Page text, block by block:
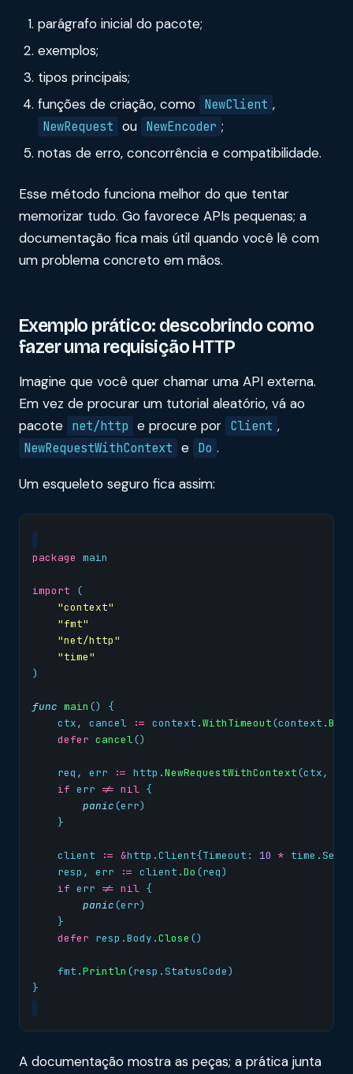
parágrafo inicial do pacote;
exemplos;
tipos principais;
funções de criação, como NewClient ,
NewRequest ou NewEncoder ;
notas de erro, concorrência e compatibilidade.
Esse método funciona melhor do que tentar
memorizar tudo. Go favorece APIs pequenas; a
documentação fica mais útil quando você lê com
um problema concreto em mãos.
Exemplo prático: descobrindo como
fazer uma requisição HTTP
Imagine que você quer chamar uma API externa.
Em vez de procurar um tutorial aleatório, vá ao
pacote net/http e procure por Client ,
NewRequestWithContext e Do .
Um esqueleto seguro fica assim:
package main
import
(
"context"
"fmt"
"net/http"
"time"
)
func main ()
{
ctx, cancel := context .WithTimeout(context .
defer cancel()
req , err := http .NewRequestWithContext(ctx,
if err != nil {
panic(err)
}
client := &http .Client{Timeout : 10 * time .
resp , err := client .Do (req)
if err != nil {
panic(err)
}
defer resp .Body .Close ()
fmt .Println (resp . StatusCode)
}
A documentação mostra as peças; a prática junta